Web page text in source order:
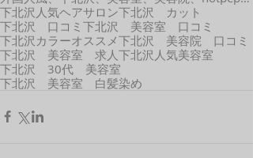
下北沢人気ヘアサロン下北沢 カット
下北沢 口コミ 下北沢 美容室 口コミ
下北沢カラーオススメ下北沢 美容院 口コミ
下北沢 美容室 求人 下北沢人気美容室
下北沢 30代 美容室
下北沢 美容室 白髪染め